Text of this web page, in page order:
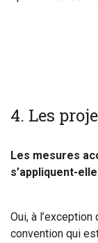
4. Les
Les mesures
s’appliquent-
Oui, à
convention qui